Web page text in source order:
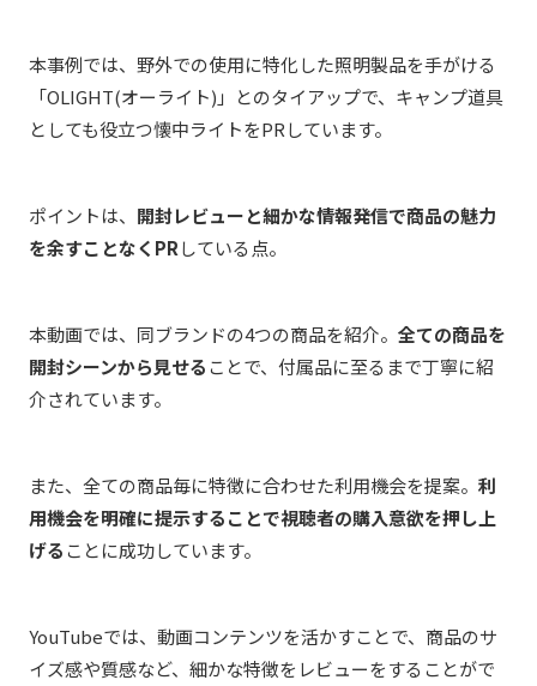
本事例では、野外での使用に特化した照明製品を手がける
「OLIGHT(オーライト)」とのタイアップで、キャンプ道具
としても役立つ懐中ライトをPRしています。
ポイントは、 開封レビューと細かな情報発信で商品の魅力
を余すことなくPRしている点。
本動画では、同ブランドの4つの商品を紹介。 全ての商品を
開封シーンから見せることで、付属品に至るまで丁寧に紹
介されています。
また、全ての商品毎に特徴に合わせた利用機会を提案。 利
用機会を明確に提示することで視聴者の購入意欲を押し上
げることに成功しています。
YouTubeでは、動画コンテンツを活かすことで、商品のサ
イズ感や質感など、細かな特徴をレビューをすることがで